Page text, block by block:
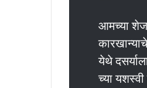
आमच्या
येथे
च्या